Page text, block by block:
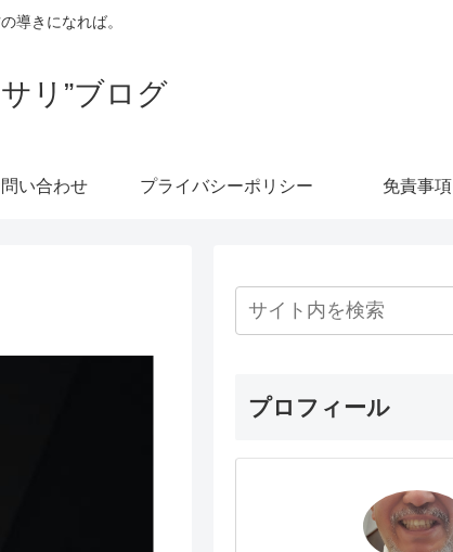
導きになれば。
リ”ブログ
い合わせ プライバシーポリシー 免責事項
プロフィール